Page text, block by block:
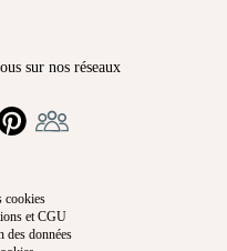
sur nos réseaux
PINTEREST
cookies
et CGU
des données